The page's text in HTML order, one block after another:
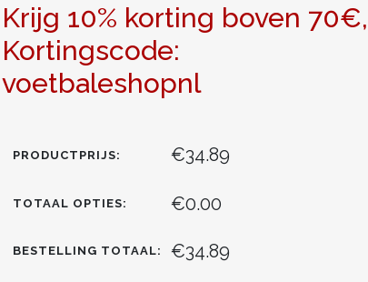
Krijg 10% korting boven 70€,
Kortingscode:
voetbaleshopnl
PRODUCTPRIJS: €34.89
TOTAAL OPTIES: €0.00
BESTELLING TOTAAL: €34.89